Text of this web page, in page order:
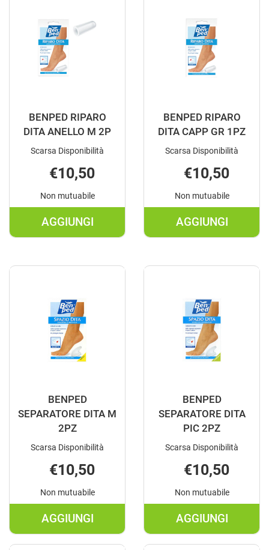
CARRELLO
2 AL
CARRELLO
BENPED RIPARO
DITA ANELLO M 2P
Scarsa Disponibilità
€10,50
Non mutuabile
AGGIUNGI
AGGIUNGI BENPED
DITA
2P AL
CARRELLO
BENPED RIPARO
DITA CAPP GR 1PZ
Scarsa Disponibilità
€10,50
Non mutuabile
AGGIUNGI
AGGIUNGI
DITA
1PZ AL
CARRELLO
BENPED
SEPARATORE DITA M
2PZ
Scarsa Disponibilità
€10,50
Non mutuabile
AGGIUNGI
AGGIUNGI BENPED
SEPARATORE
BENPED
SEPARATORE DITA
PIC 2PZ
Scarsa Disponibilità
€10,50
Non mutuabile
AGGIUNGI
AGGIUNGI